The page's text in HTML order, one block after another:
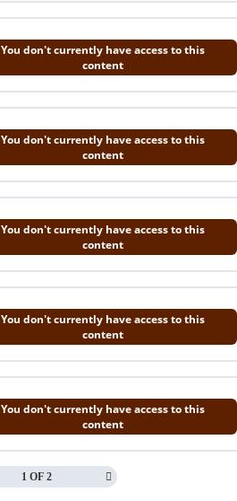
You don't currently have access to this
content
You don't currently have access to this
content
You don't currently have access to this
content
You don't currently have access to this
content
You don't currently have access to this
content
1 OF 2